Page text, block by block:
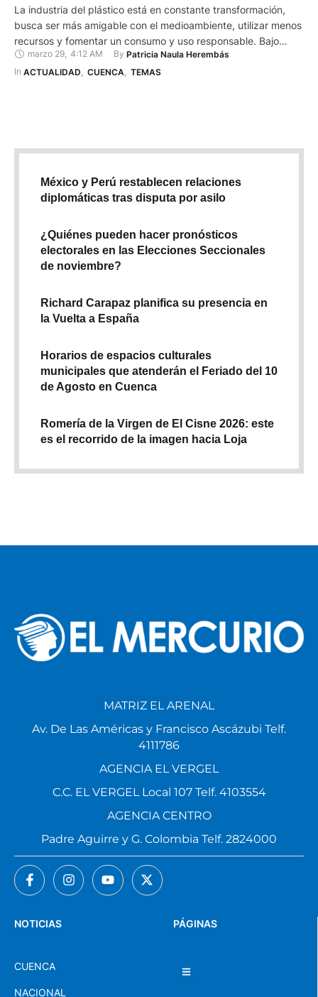
La industria del plástico está en constante transformación,
busca ser más amigable con el medioambiente, utilizar menos
recursos y fomentar un consumo y uso responsable. Bajo
estas premisas, las empresas cuencanas Genplastec y
PGempaques abastecen al mercado local y nacional.
marzo 29, 4:12 AM By Patricia Naula Herembás
In ACTUALIDAD CUENCA TEMAS
México y Perú restablecen relaciones
diplomáticas tras disputa por asilo
¿Quiénes pueden hacer pronósticos
electorales en las Elecciones Seccionales
de noviembre?
Richard Carapaz planifica su presencia en
la Vuelta a España
Horarios de espacios culturales
municipales que atenderán el Feriado del 10
de Agosto en Cuenca
Romería de la Virgen de El Cisne 2026: este
es el recorrido de la imagen hacia Loja
PÁGINAS
NOTICIAS
CUENCA
NACIONAL
MATRIZ EL ARENAL
Av. De Las Américas y Francisco Ascázubi Telf.
4111786
AGENCIA EL VERGEL
C.C. EL VERGEL Local 107 Telf. 4103554
AGENCIA CENTRO
Padre Aguirre y G. Colombia Telf. 2824000